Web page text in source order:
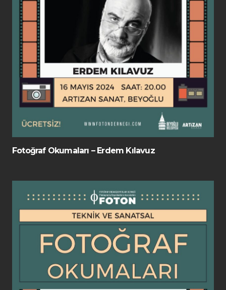
Fotoğraf Okumaları – Erdem Kılavuz